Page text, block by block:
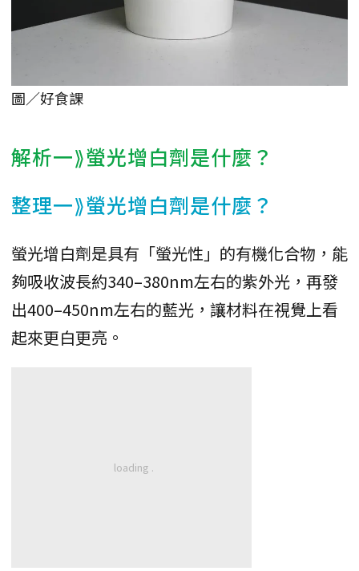
圖／好食課
解析一⟫螢光增白劑是什麼？
整理一⟫螢光增白劑是什麼？
螢光增白劑是具有「螢光性」的有機化合物，能
夠吸收波長約340–380nm左右的紫外光，再發
出400–450nm左右的藍光，讓材料在視覺上看
起來更白更亮。